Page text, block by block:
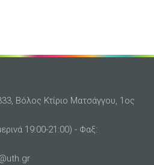
Βόλος Κτίριο Ματσάγγου, 1ος
19:00-21:00) - Φαξ: